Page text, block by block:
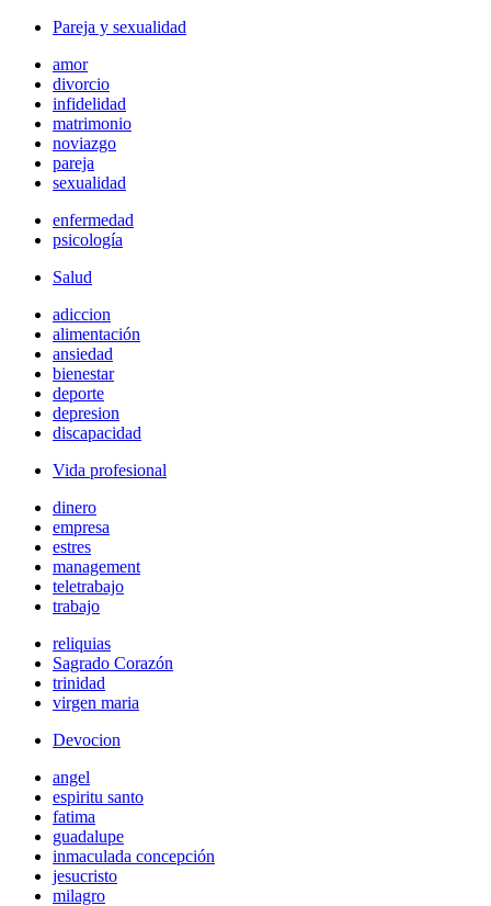
Pareja y sexualidad
amor
divorcio
infidelidad
matrimonio
noviazgo
pareja
sexualidad
enfermedad
psicología
Salud
adiccion
alimentación
ansiedad
bienestar
deporte
depresion
discapacidad
Vida profesional
dinero
empresa
estres
management
teletrabajo
trabajo
reliquias
Sagrado Corazón
trinidad
virgen maria
Devocion
angel
espiritu santo
fatima
guadalupe
inmaculada concepción
jesucristo
milagro